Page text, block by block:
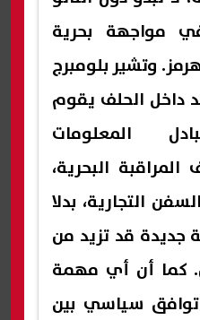
مواجهة بحرية
وتشير بلومبرج
داخل الحلف يقوم
المعلومات
المراقبة البحرية،
التجارية، بدلا
جديدة قد تزيد من
كما أن أي مهمة
سياسي بين